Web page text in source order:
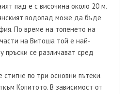
пад е с височина около 20 м.
водопад може да бъде
По време на топенето на
на Витоша той е най-
пръски се различават сред
по три основни пътеки.
Копитото. В зависимост от